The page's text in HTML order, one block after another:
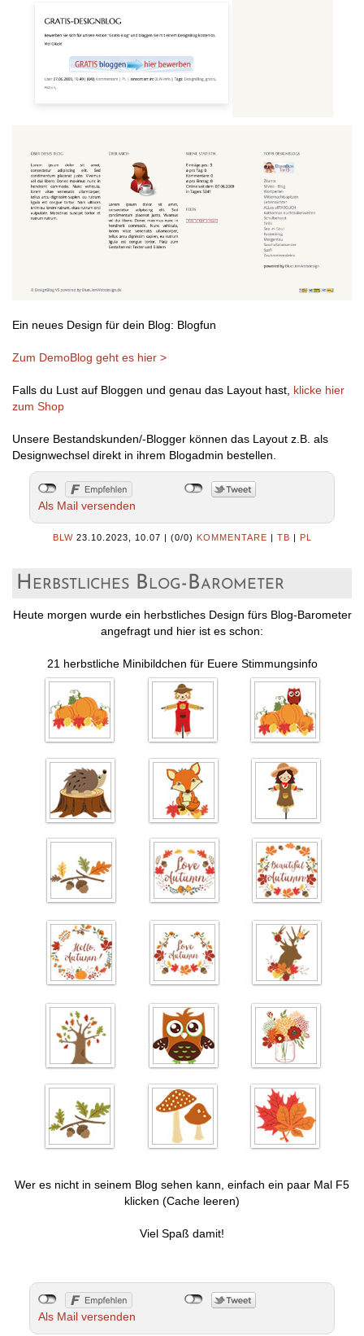
Ein neues Design für dein Blog: Blogfun
Zum DemoBlog geht es hier >
Falls du Lust auf Bloggen und genau das Layout hast, klicke hier
zum Shop
Unsere Bestandskunden/-Blogger können das Layout z.B. als
Designwechsel direkt in ihrem Blogadmin bestellen.
Als Mail versenden
BLW 23.10.2023, 10.07 | (0/0) KOMMENTARE | TB | PL
Herbstliches Blog-Barometer
Heute morgen wurde ein herbstliches Design fürs Blog-Barometer
angefragt und hier ist es schon:
21 herbstliche Minibildchen für Euere Stimmungsinfo
Wer es nicht in seinem Blog sehen kann, einfach ein paar Mal F5
klicken (Cache leeren)
Viel Spaß damit!
Als Mail versenden